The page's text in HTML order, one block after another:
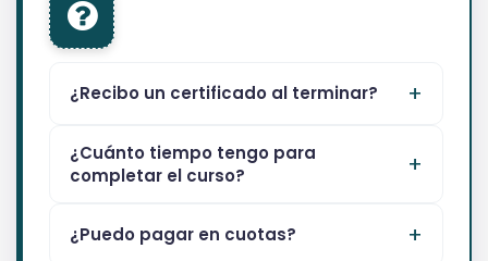
¿Recibo un certificado al terminar?
¿Cuánto tiempo tengo para
completar el curso?
¿Puedo pagar en cuotas?